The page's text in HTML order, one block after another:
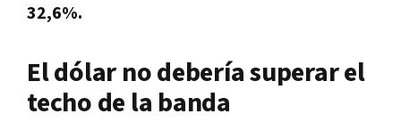
32,6%.
El dólar no debería superar el
techo de la banda